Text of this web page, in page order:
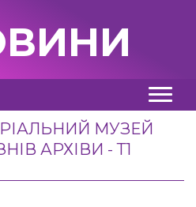
МУЗЕЙ
АРХІВИ - Т1